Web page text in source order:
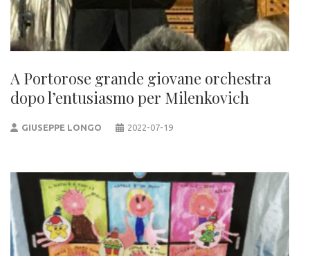
A Portorose grande giovane orchestra
dopo l’entusiasmo per Milenkovich
GIUSEPPE LONGO 2022-07-19